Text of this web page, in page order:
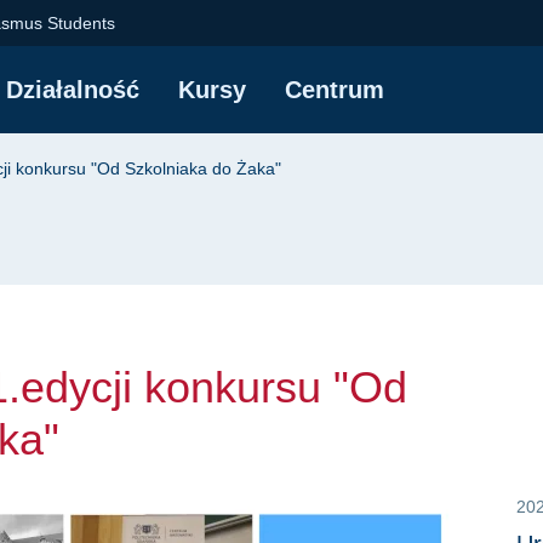
konkursu "Od
Students
Działalność Kursy Centrum
konkursu "Od Szkolniaka do Żaka"
konkursu "Od